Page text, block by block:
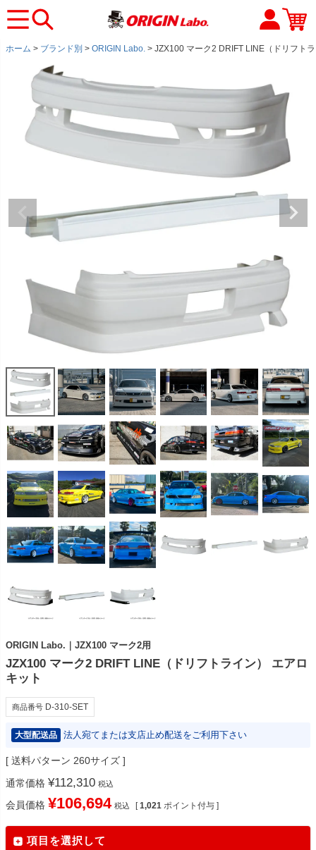
ホーム ブランド別 ORIGIN Labo. JZX100 マーク2 DRIFT LINE（ドリフト
ORIGIN Labo.｜JZX100 マーク2用
JZX100 マーク2 DRIFT LINE（ドリフトライン） エアロ
キット
商品番号 D-310-SET
大型配送品 法人宛てまたは支店止め配送をご利用下さい
送料パターン 260サイズ
通常価格 ¥112,310 税込
会員価格 ¥106,694 税込 [ 1,021 ポイント付与 ]
項目を選択して